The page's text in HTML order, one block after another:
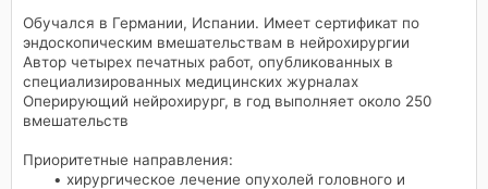
Обучался в Германии, Испании. Имеет сертификат по
эндоскопическим вмешательствам в нейрохирургии
Автор четырех печатных работ, опубликованных в
специализированных медицинских журналах
Оперирующий нейрохирург, в год выполняет около 250
вмешательств
Приоритетные направления:
хирургическое лечение опухолей головного и